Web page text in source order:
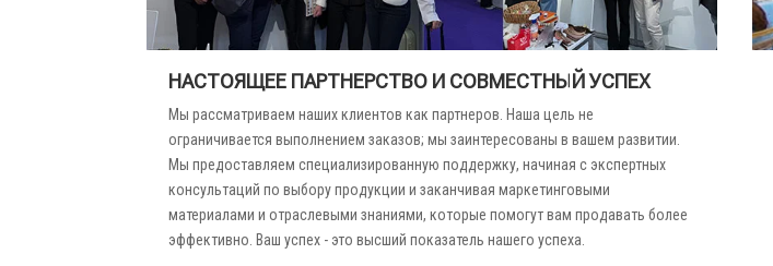
НАСТОЯЩЕЕ ПАРТНЕРСТВО И СОВМЕСТНЫЙ УСПЕХ
Мы рассматриваем наших клиентов как партнеров. Наша цель не
ограничивается выполнением заказов; мы заинтересованы в вашем развитии.
Мы предоставляем специализированную поддержку, начиная с экспертных
консультаций по выбору продукции и заканчивая маркетинговыми
материалами и отраслевыми знаниями, которые помогут вам продавать более
эффективно. Ваш успех - это высший показатель нашего успеха.